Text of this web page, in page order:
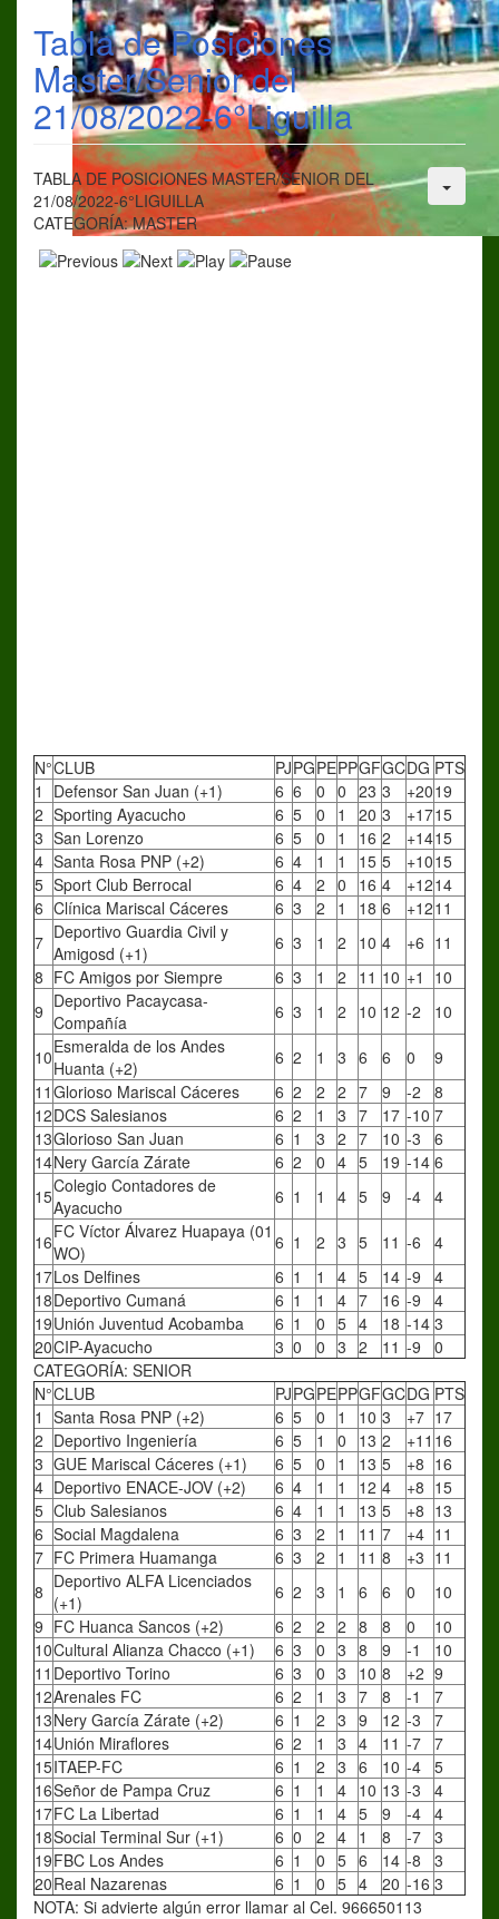
Tabla de Posiciones
Master/Senior del
21/08/2022-6°Liguilla
TABLA DE POSICIONES MASTER/SENIOR DEL
21/08/2022-6°LIGUILLA
CATEGORÍA: MASTER
N°CLUB PJPGPEPPGFGCDG PTS
1
Defensor San Juan (+1) 6 6 0 0 23 3 +2019
2 Sporting Ayacucho 6 5 0 1 20 3 +1715
3 San Lorenzo 6 5 0 1 16 2 +1415
4 Santa Rosa PNP (+2) 6 4 1 1 15 5 +1015
5 Sport Club Berrocal 6 4 2 0 16 4 +1214
6 Clínica Mariscal Cáceres 6 3 2 1 18 6 +1211
7 Deportivo Guardia Civil y
Amigosd (+1)
6 3 1 2 10 4 +6 11
8 FC Amigos por Siempre 6 3 1 2 11 10 +1
10
9 Deportivo Pacaycasa-
Compañía
6 3 1 2 10 12 -2 10
10Esmeralda de los Andes
Huanta (+2)
6 2 1 3 6 6 0
9
11 Glorioso Mariscal Cáceres 6 2 2 2 7 9 -2
8
12DCS Salesianos 6 2 1 3 7 17 -10 7
13Glorioso San Juan 6 1 3 2 7 10 -3
6
14Nery García Zárate 6 2 0 4 5 19 -14 6
15Colegio Contadores de
Ayacucho
6 1 1 4 5 9 -4 4
16FC Víctor Álvarez Huapaya (01
WO)
6 1 2 3 5 11 -6
4
17Los Delfines 6 1 1 4 5 14 -9
4
18Deportivo Cumaná 6 1 1 4 7 16 -9
4
19Unión Juventud Acobamba 6 1 0 5 4 18 -14 3
20CIP-Ayacucho 3 0 0 3 2 11 -9
0
CATEGORÍA: SENIOR
N°CLUB PJPGPEPPGFGCDG PTS
1 Santa Rosa PNP (+2) 6 5 0 1 10 3 +7 17
2 Deportivo Ingeniería 6 5 1 0 13 2 +11 16
3 GUE Mariscal Cáceres (+1) 6 5 0 1 13 5 +8 16
4 Deportivo ENACE-JOV (+2) 6 4 1 1 12 4 +8 15
5 Club Salesianos 6 4 1 1 13 5 +8 13
6 Social Magdalena 6 3 2 1 11 7 +4 11
7 FC Primera Huamanga 6 3 2 1 11 8 +3 11
8 Deportivo ALFA Licenciados
(+1)
6 2 3 1 6 6 0
10
9 FC Huanca Sancos (+2) 6 2 2 2 8 8 0
10
10Cultural Alianza Chacco (+1) 6 3 0 3 8 9 -1
10
11 Deportivo Torino 6 3 0 3 10 8 +2 9
12Arenales FC 6 2 1 3 7 8 -1
7
13Nery García Zárate (+2) 6 1 2 3 9 12 -3
7
14Unión Miraflores 6 2 1 3 4 11 -7 7
15ITAEP-FC 6 1 2 3 6 10 -4 5
16Señor de Pampa Cruz 6 1 1 4 10 13 -3
4
17FC La Libertad 6 1 1 4 5 9 -4 4
18Social Terminal Sur (+1) 6 0 2 4 1 8 -7 3
19FBC Los Andes 6 1 0 5 6 14 -8
3
20Real Nazarenas 6 1 0 5 4 20 -16 3
NOTA: Si advierte algún error llamar al Cel. 966650113